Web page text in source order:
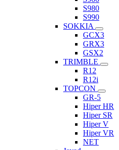
S980
S990
SOKKIA
GCX3
GRX3
GSX2
TRIMBLE
R12
R12i
TOPCON
GR-5
Hiper HR
Hiper SR
Hiper V
Hiper VR
NET